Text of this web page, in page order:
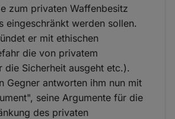
zum privaten Waffenbesitz
eingeschränkt werden sollen.
er mit ethischen
die von privatem
die Sicherheit ausgeht etc.).
Gegner antworten ihm nun mit
seine Argumente für die
des privaten